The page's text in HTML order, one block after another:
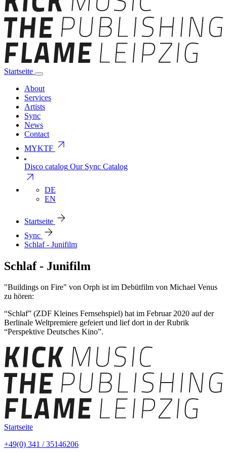
Startseite
About
Services
Artists
Sync
News
Contact
MYKTF arrow_outward
Disco catalog Our Sync Catalog
arrow_outward
DE
EN
Startseite arrow_forward
Sync arrow_forward
Schlaf - Junifilm
Schlaf - Junifilm
"Buildings on Fire" von Orph ist im Debütfilm von Michael Venus
zu hören:
“Schlaf” (ZDF Kleines Fernsehspiel) hat im Februar 2020 auf der
Berlinale Weltpremiere gefeiert und lief dort in der Rubrik
“Perspektive Deutsches Kino”.
Startseite
+49(0) 341 / 35146206